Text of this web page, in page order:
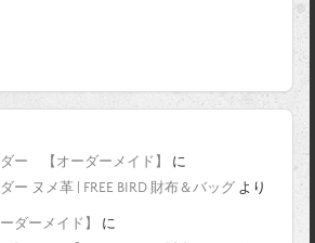
ー 【オーダーメイド】
に
ー ヌメ革 | FREE BIRD 財布＆バッグ より
ダーメイド】
に